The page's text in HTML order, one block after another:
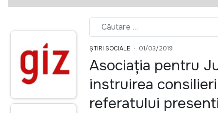
ȘTIRI SOCIALE 01/03/2019
Asociația pentru
instruirea
referatului